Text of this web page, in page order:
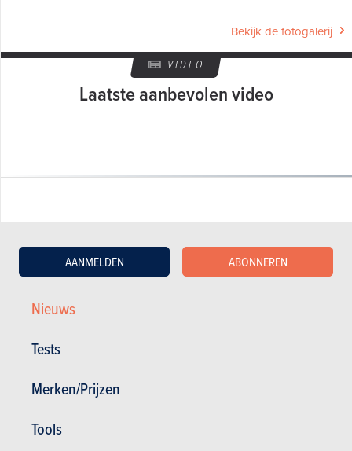
Nieuws
Tests
Merken/Prijzen
Tools
AANMELDEN ABONNEREN
Bekijk de fotogalerij
VIDEO
Laatste aanbevolen video
GESCHREVEN DOOR OLIVIER DUQUESNE OP21-05-2009
Web Editor - Specialist Advice